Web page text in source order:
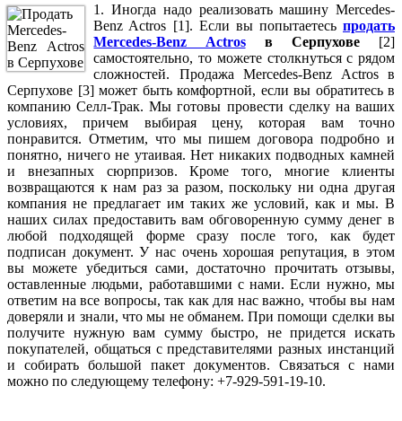
1. Иногда надо реализовать машину Mercedes-
Benz Actros [1]. Если вы попытаетесь продать
Mercedes-Benz Actrosв Серпухове[2]
самостоятельно, то можете столкнуться с рядом
сложностей. Продажа Mercedes-Benz Actros в
Серпухове [3] может быть комфортной, если вы обратитесь в
компанию Селл-Трак. Мы готовы провести сделку на ваших
условиях, причем выбирая цену, которая вам точно
понравится. Отметим, что мы пишем договора подробно и
понятно, ничего не утаивая. Нет никаких подводных камней
и внезапных сюрпризов. Кроме того, многие клиенты
возвращаются к нам раз за разом, поскольку ни одна другая
компания не предлагает им таких же условий, как и мы. В
наших силах предоставить вам обговоренную сумму денег в
любой подходящей форме сразу после того, как будет
подписан документ. У нас очень хорошая репутация, в этом
вы можете убедиться сами, достаточно прочитать отзывы,
оставленные людьми, работавшими с нами. Если нужно, мы
ответим на все вопросы, так как для нас важно, чтобы вы нам
доверяли и знали, что мы не обманем. При помощи сделки вы
получите нужную вам сумму быстро, не придется искать
покупателей, общаться с представителями разных инстанций
и собирать большой пакет документов. Связаться с нами
можно по следующему телефону: +7-929-591-19-10.